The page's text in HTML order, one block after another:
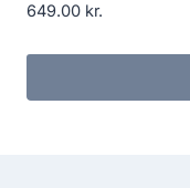
649.00 kr.